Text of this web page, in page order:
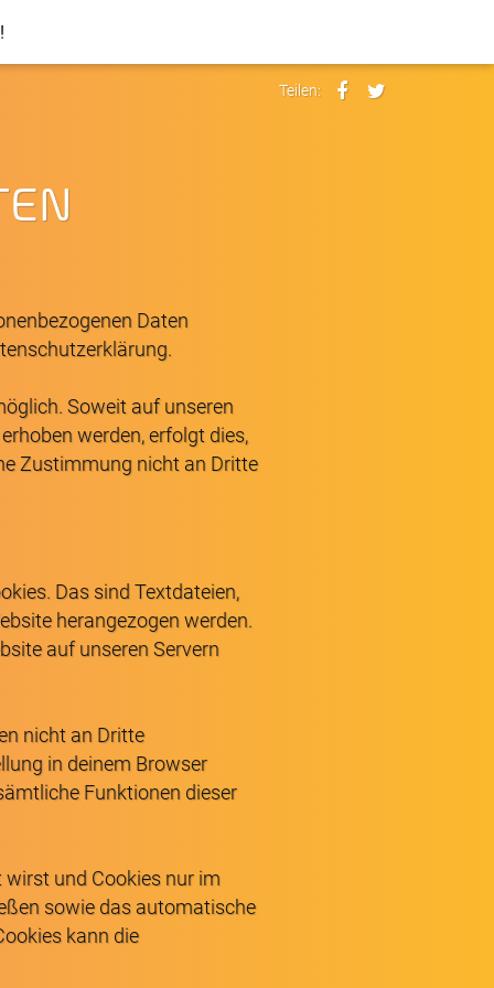
Teilen:
Daten
Soweit auf unseren
werden, erfolgt dies,
Zustimmung nicht an Dritte
Das sind Textdateien,
herangezogen werden.
auf unseren Servern
nicht an Dritte
in deinem Browser
Funktionen dieser
wirst und Cookies nur im
sowie das automatische
kann die